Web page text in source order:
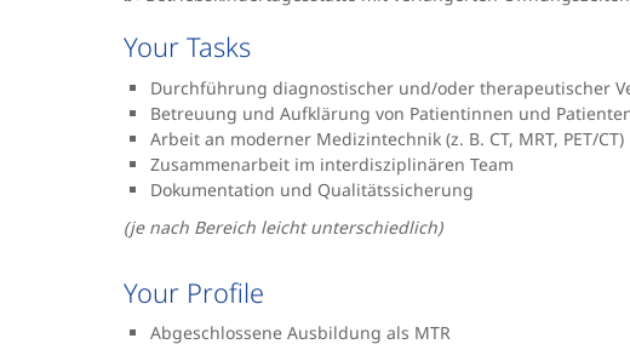
Your Tasks
Durchführung diagnostischer und/oder therapeutischer
Betreuung und Aufklärung von Patientinnen und
Arbeit an moderner Medizintechnik (z. B. CT, MRT, PET/CT)
Zusammenarbeit im interdisziplinären Team
Dokumentation und Qualitätssicherung
(je nach Bereich leicht unterschiedlich)
Your Profile
Abgeschlossene Ausbildung als MTR